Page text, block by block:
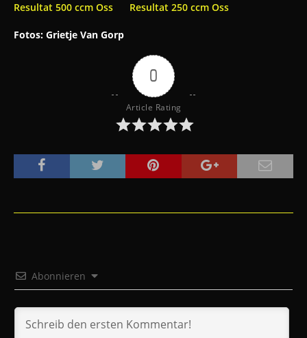
Resultat 500 ccm Oss
Resultat 250 ccm Oss
Fotos: Grietje Van Gorp
0
Article Rating
Abonnieren